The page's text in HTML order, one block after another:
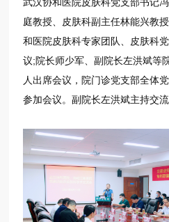
庭教授、皮肤科副主任林能兴教
和医院皮肤科专家团队、皮肤科
议;院长师少军、副院长左洪斌等
人出席会议，院门诊党支部全体
参加会议。副院长左洪斌主持交流